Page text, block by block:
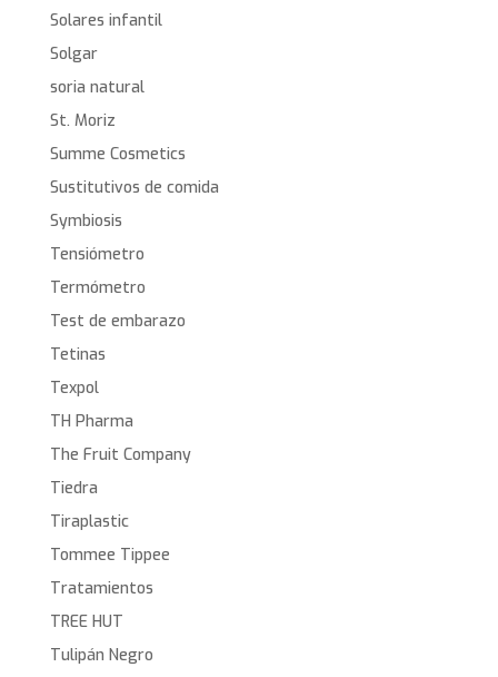
Solares infantil
Solgar
soria natural
St. Moriz
Summe Cosmetics
Sustitutivos de comida
Symbiosis
Tensiómetro
Termómetro
Test de embarazo
Tetinas
Texpol
TH Pharma
The Fruit Company
Tiedra
Tiraplastic
Tommee Tippee
Tratamientos
TREE HUT
Tulipán Negro